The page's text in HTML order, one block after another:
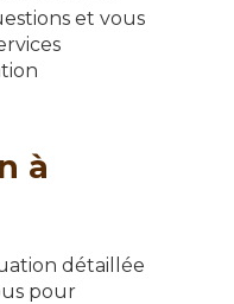
et vous
à
détaillée
pour